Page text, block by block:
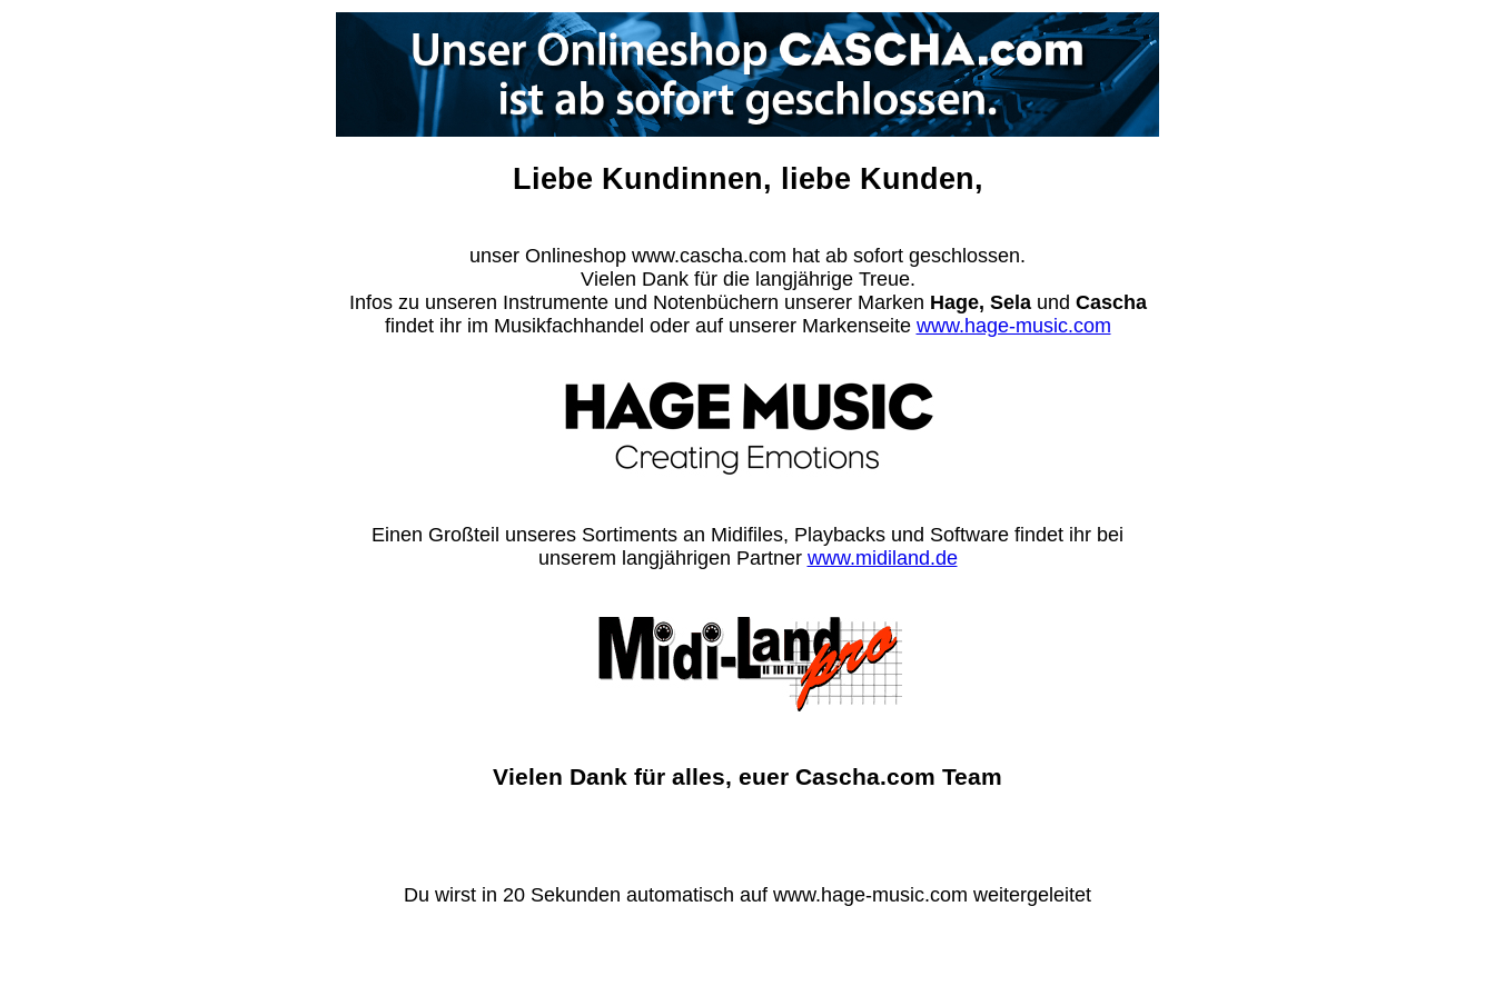
Liebe Kundinnen, liebe Kunden,
unser Onlineshop www.cascha.com hat ab sofort geschlossen.
Vielen Dank für die langjährige Treue.
Infos zu unseren Instrumente und Notenbüchern unserer Marken Hage, Selaund Cascha
findet ihr im Musikfachhandel oder auf unserer Markenseite www.hage-music.com
Einen Großteil unseres Sortiments an Midifiles, Playbacks und Software findet ihr bei
unserem langjährigen Partner www.midiland.de
Vielen Dank für alles, euer Cascha.com Team
Du wirst in 20 Sekunden automatisch auf www.hage-music.com weitergeleitet